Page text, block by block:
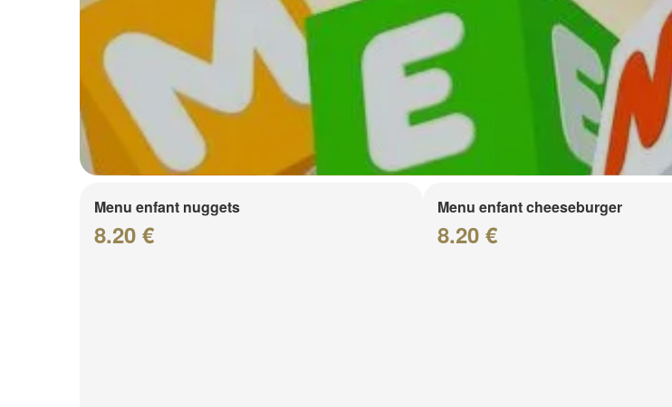
Menu enfant nuggets
8.20 €
Menu enfant cheeseburger
8.20 €